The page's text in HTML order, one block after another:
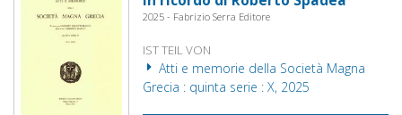
2025 - Fabrizio Serra Editore
IST TEIL VON
Atti e memorie della Società Magna
Grecia : quinta serie : X, 2025